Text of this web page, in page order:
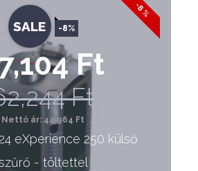
-8 %
SALE -8%
Ft
Ft
Nettó ár: 44,964 Ft
eXperience 250 külső
- töltettel